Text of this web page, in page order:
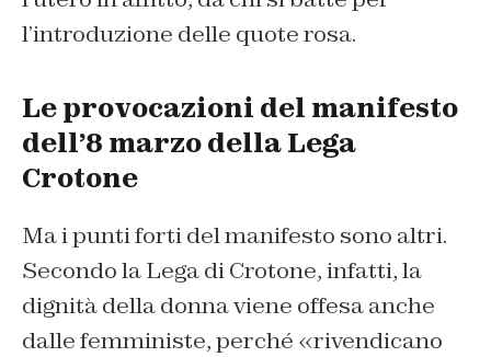
l’introduzione delle quote rosa.
Le provocazioni del manifesto
dell’8 marzo della Lega
Crotone
Ma i punti forti del manifesto sono altri.
Secondo la Lega di Crotone, infatti, la
dignità della donna viene offesa anche
dalle femministe, perché «rivendicano